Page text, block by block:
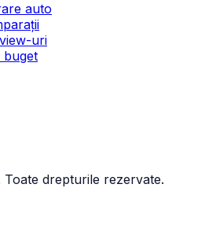
auto
uri
buget
Toate drepturile rezervate.